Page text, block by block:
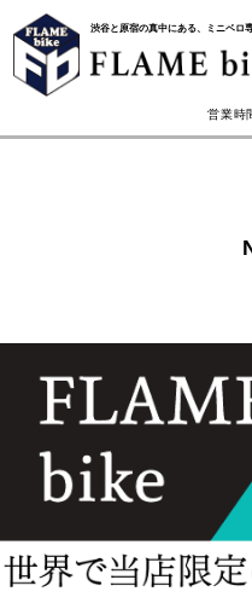
渋谷と原宿の真中にある、ミニベロ
営業時